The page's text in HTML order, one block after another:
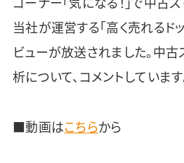
当社が運営する「高く売れるド
ビューが放送されました。中
析について、コメントしています
■動画はこちらから